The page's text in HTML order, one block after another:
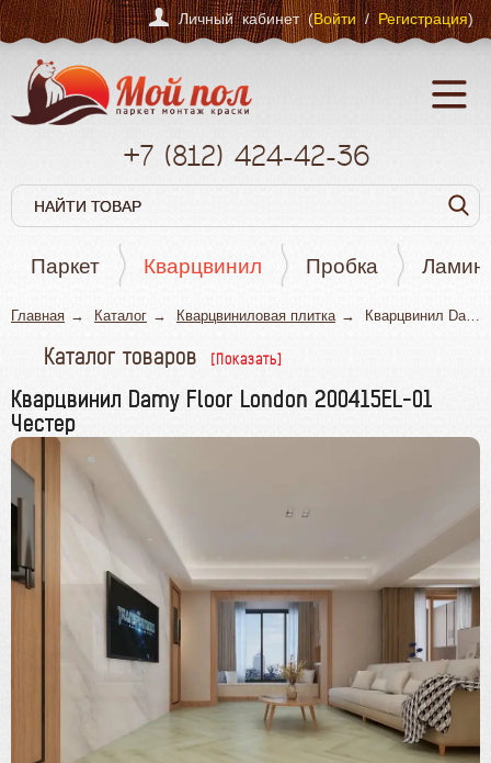
Личный кабинет (Войти/Регистрация)
+7 (812) 424-42-36
Паркет Кварцвинил Пробка
Главная Каталог Кварцвиниловая плитка Кварцвинил Damy Floor London 200415EL-01 Честер
Каталог товаров
Паркет
Кварцвинил
Ламинат
Плинтус
Паркетная химия
Масла и краски
Инструмент и расходные материалы
Кварцвинил Damy Floor London 200415EL-01
Честер